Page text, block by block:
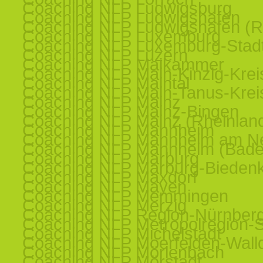
Coaching NLP Ludwigsburg
Coaching NLP Ludwigshafen
Coaching NLP Ludwigshafen
Coaching NLP Luxemburg
Coaching NLP Luxemburg-
Coaching NLP Luzern
Coaching NLP Maikammer
Coaching NLP Main-Kinzig-
Coaching NLP Maintal
Coaching NLP Main-Tanus-
Coaching NLP Mainz
Coaching NLP Mainz-Bingen
Coaching NLP Mainz
Coaching NLP Mannheim
Coaching NLP Mannheim am
Coaching NLP Mannheim
Coaching NLP Marburg
Coaching NLP Marburg-
Coaching NLP Maxdorf
Coaching NLP Mayen
Coaching NLP Memmingen
Coaching NLP Merzig
Coaching NLP Region-
Coaching NLP Metropolregion-
Coaching NLP Michelstadt
Coaching NLP Moerfelden-
Coaching NLP Mörlenbach